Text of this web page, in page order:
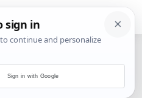
Sign in with Google